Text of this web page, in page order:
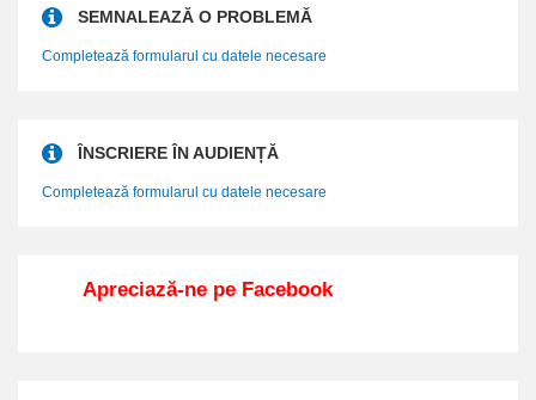
SEMNALEAZĂ O PROBLEMĂ
Completează formularul cu datele necesare
ÎNSCRIERE ÎN AUDIENȚĂ
Completează formularul cu datele necesare
Apreciază-ne pe Facebook